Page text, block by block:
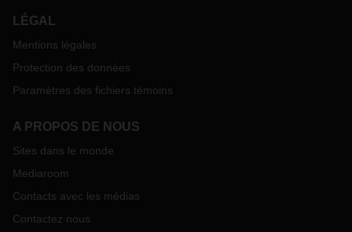
LÉGAL
Mentions légales
Protection des données
Paramètres des fichiers témoins
A PROPOS DE NOUS
Sites dans le monde
Mediaroom
Contacts avec les médias
Contactez nous